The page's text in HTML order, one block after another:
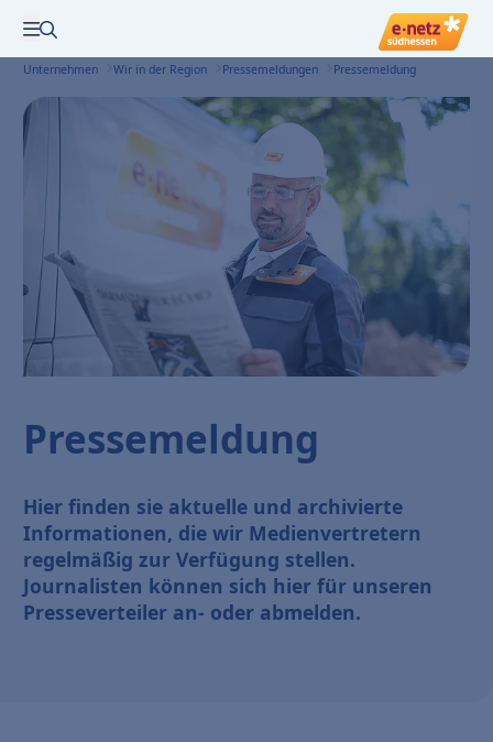
Menü öffnen
Unternehmen Wir in der Region Pressemeldungen Pressemeldung
Pressemeldung
Hier finden sie aktuelle und archivierte
Informationen, die wir Medienvertretern
regelmäßig zur Verfügung stellen.
Journalisten können sich hier für unseren
Presseverteiler an- oder abmelden.